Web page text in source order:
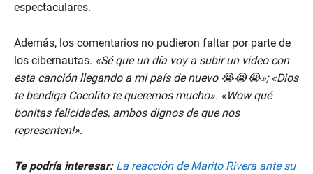
espectaculares.
Además, los comentarios no pudieron faltar por parte de
los cibernautas. «Sé que un día voy a subir un video con
esta canción llegando a mi país de nuevo 😭😭😭»; «Dios
te bendiga Cocolito te queremos mucho». «Wow qué
bonitas felicidades, ambos dignos de que nos
representen!».
Te podría interesar: La reacción de Marito Rivera ante su